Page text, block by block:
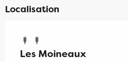
Localisation
Les Moineaux